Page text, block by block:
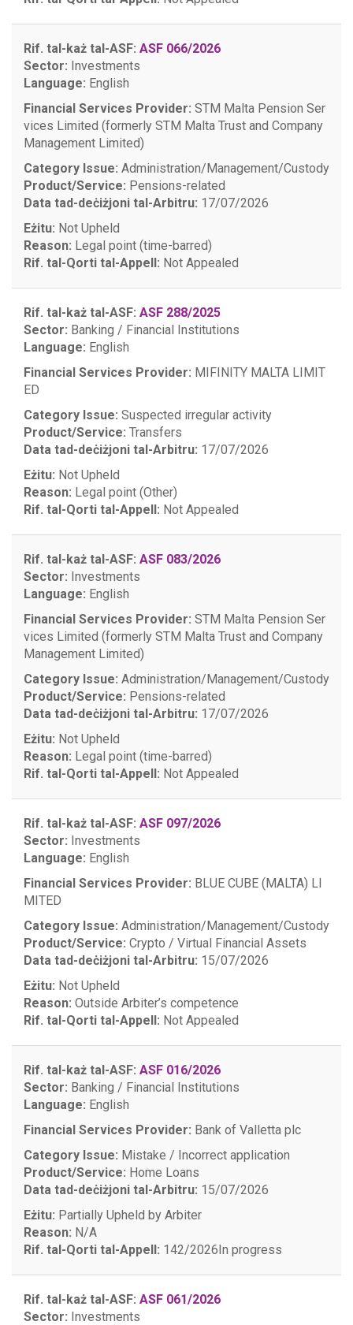
Rif. tal-każ tal-ASF: ASF 066/2026
Sector: Investments
Language: English
Financial Services Provider: STM Malta Pension Ser
vices Limited (formerly STM Malta Trust and Company
Management Limited)
Category Issue: Administration/Management/Custody
Product/Service: Pensions-related
Data tad-deċiżjoni tal-Arbitru: 17/07/2026
Eżitu: Not Upheld
Reason: Legal point (time-barred)
Rif. tal-Qorti tal-Appell: Not Appealed
Rif. tal-każ tal-ASF: ASF 288/2025
Sector: Banking / Financial Institutions
Language: English
Financial Services Provider: MIFINITY MALTA LIMIT
ED
Category Issue: Suspected irregular activity
Product/Service: Transfers
Data tad-deċiżjoni tal-Arbitru: 17/07/2026
Eżitu: Not Upheld
Reason: Legal point (Other)
Rif. tal-Qorti tal-Appell: Not Appealed
Rif. tal-każ tal-ASF: ASF 083/2026
Sector: Investments
Language: English
Financial Services Provider: STM Malta Pension Ser
vices Limited (formerly STM Malta Trust and Company
Management Limited)
Category Issue: Administration/Management/Custody
Product/Service: Pensions-related
Data tad-deċiżjoni tal-Arbitru: 17/07/2026
Eżitu: Not Upheld
Reason: Legal point (time-barred)
Rif. tal-Qorti tal-Appell: Not Appealed
Rif. tal-każ tal-ASF: ASF 097/2026
Sector: Investments
Language: English
Financial Services Provider: BLUE CUBE (MALTA) LI
MITED
Category Issue: Administration/Management/Custody
Product/Service: Crypto / Virtual Financial Assets
Data tad-deċiżjoni tal-Arbitru: 15/07/2026
Eżitu: Not Upheld
Reason: Outside Arbiter’s competence
Rif. tal-Qorti tal-Appell: Not Appealed
Rif. tal-każ tal-ASF: ASF 016/2026
Sector: Banking / Financial Institutions
Language: English
Financial Services Provider: Bank of Valletta plc
Category Issue: Mistake / Incorrect application
Product/Service: Home Loans
Data tad-deċiżjoni tal-Arbitru: 15/07/2026
Eżitu: Partially Upheld by Arbiter
Reason: N/A
Rif. tal-Qorti tal-Appell: 142/2026In progress
Rif. tal-każ tal-ASF: ASF 061/2026
Sector: Investments